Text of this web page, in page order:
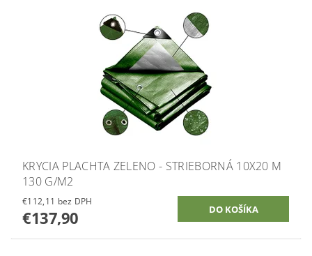
KRYCIA PLACHTA ZELENO - STRIEBORNÁ 10X20 M
130 G/M2
€112,11 bez DPH
€137,90